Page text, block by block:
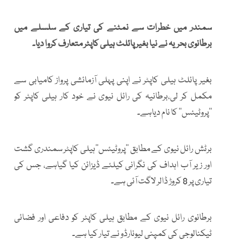
سمندر میں خطرات سے نمٹنے کی تیاری کے سلسلے میں
برطانوی بحریہ نے نیا بغیر پائلٹ ہیلی کاپٹر متعارف کروا دیا۔
بغیر پائلٹ ہیلی کاپٹر نے اپنی پہلی آزمائشی پرواز کامیابی سے
مکمل کر لی،برطانیہ کی رائل نیوی نے خود کار ہیلی کاپٹر کو
’’پروٹیئس‘‘ کا نام دیاہے۔
برٹش رائل نیوی کے مطابق ’’پروٹیئس‘‘ہیلی کاپٹر سمندری گشت
اور زیر آب اہداف کی نگرانی کیلئے ڈیزائن کیا گیاہے، جس کی
تیاری پر 8 کروڑ ڈالر لاگت آئی ہے۔
برطانوی رائل نیوی کے مطابق ہیلی کاپٹر کو دفاعی اور فضائی
ٹیکنالوجی کی کمپنی لیونارڈو نے تیار کیا ہے۔